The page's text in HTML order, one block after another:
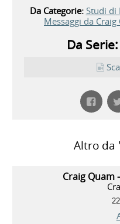
Da Categorie: Studi di
Messaggi da Craig
Da
Altro da
Craig Quam